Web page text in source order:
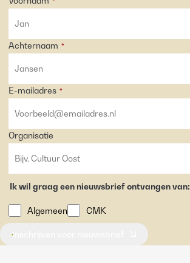
Achternaam *
E-mailadres *
Organisatie
Ik wil graag een nieuwsbrief ontvangen van:
Algemeen CMK
Inschrijven voor nieuwsbrief